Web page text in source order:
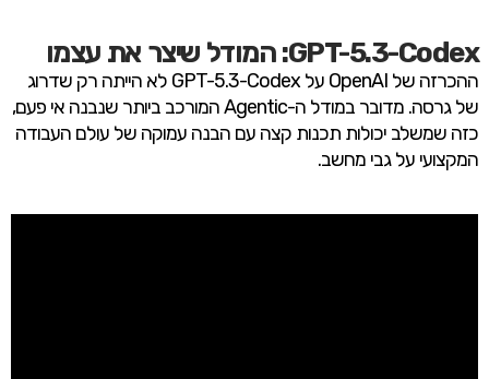
GPT-5.3-Codex: המודל שיצר את עצמו
ההכרזה של OpenAI על GPT-5.3-Codex לא הייתה רק שדרוג
של גרסה. מדובר במודל ה-Agentic המורכב ביותר שנבנה אי פעם,
כזה שמשלב יכולות תכנות קצה עם הבנה עמוקה של עולם העבודה
המקצועי על גבי מחשב.